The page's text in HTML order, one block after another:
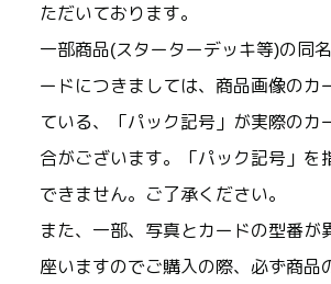
ただいております。
一部商品(スターターデッキ等)の同
ードにつきましては、商品画像のカ
ている、「パック記号」が実際のカ
合がございます。「パック記号」を
できません。ご了承ください。
また、一部、写真とカードの型番が
座いますのでご購入の際、必ず商品